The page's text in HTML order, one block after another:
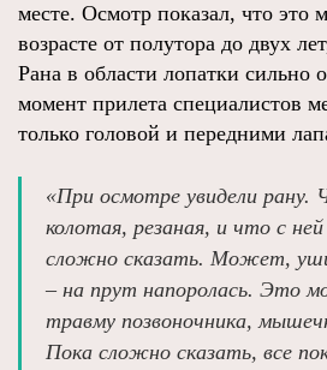
месте. Осмотр показал, что это
возрасте от полутора до двух
Рана в области лопатки сильно
момент прилета специалистов
только головой и передними
«При осмотре увидели рану.
колотая, резаная, и что с ней
сложно сказать. Может,
– на прут напоролась. Это
травму позвоночника,
Пока сложно сказать, все